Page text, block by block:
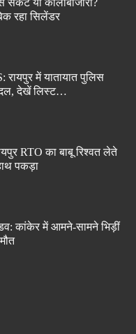
या कालाबाजारी?
रहा सिलेंडर
में यातायात पुलिस
देखें लिस्ट…
RTO का बाबू रिश्वत लेते
पकड़ा
कांकेर में आमने-सामने भिड़ीं